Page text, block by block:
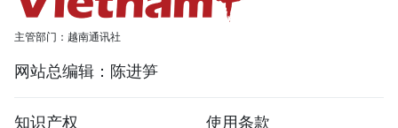
主管部门：越南通讯社
网站总编辑：陈进笋
知识产权 使用条款